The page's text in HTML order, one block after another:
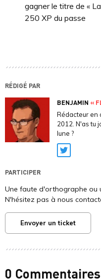
gagner le titre de «
250 XP du passe
RÉDIGÉ PAR
BENJAMIN «
Rédacteur en
2012. N'as tu
lune ?
Twitter
PARTICIPER
Une faute d'orthographe ou
N'hésitez pas à nous
Envoyer un ticket
0 Commentaires